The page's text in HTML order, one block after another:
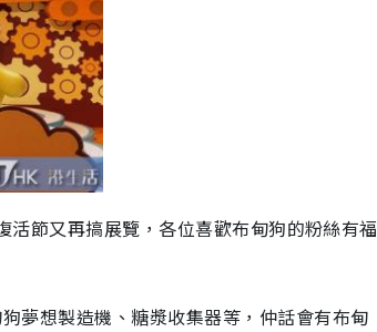
節又再搞展覽，各位喜歡布甸狗的粉絲有福
夢想製造機、糖漿收集器等，仲話會有布甸